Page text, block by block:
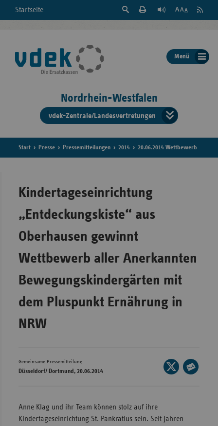
Startseite
Suche
der
Seite
Feed
Menü
Nordrhein-Westfalen
vdek-Zentrale/Landesvertretungen
der
Start Presse Pressemitteilungen 2014 20.06.2014 Wettbewerb
Kindertageseinrichtung
„Entdeckungskiste“ aus
Oberhausen gewinnt
Wettbewerb aller Anerkannten
Bewegungskindergärten mit
dem Pluspunkt Ernährung in
NRW
Gemeinsame Pressemitteilung
Düsseldorf/ Dortmund, 20.06.2014
Seite
auf
Anne Klag und ihr Team können stolz auf ihre
Kindertageseinrichtung St. Pankratius sein. Seit Jahren